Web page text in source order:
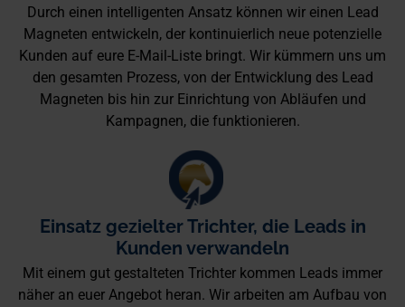
Durch einen intelligenten Ansatz können wir einen Lead
Magneten entwickeln, der kontinuierlich neue potenzielle
Kunden auf eure E-Mail-Liste bringt. Wir kümmern uns um
den gesamten Prozess, von der Entwicklung des Lead
Magneten bis hin zur Einrichtung von Abläufen und
Kampagnen, die funktionieren.
Einsatz gezielter Trichter, die Leads in
Kunden verwandeln
Mit einem gut gestalteten Trichter kommen Leads immer
näher an euer Angebot heran. Wir arbeiten am Aufbau von